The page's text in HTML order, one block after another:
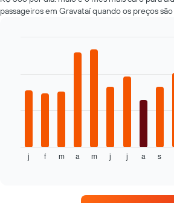
passageiros em Gravataí quando os preços
seguir
exibe
j f m a m j j a s